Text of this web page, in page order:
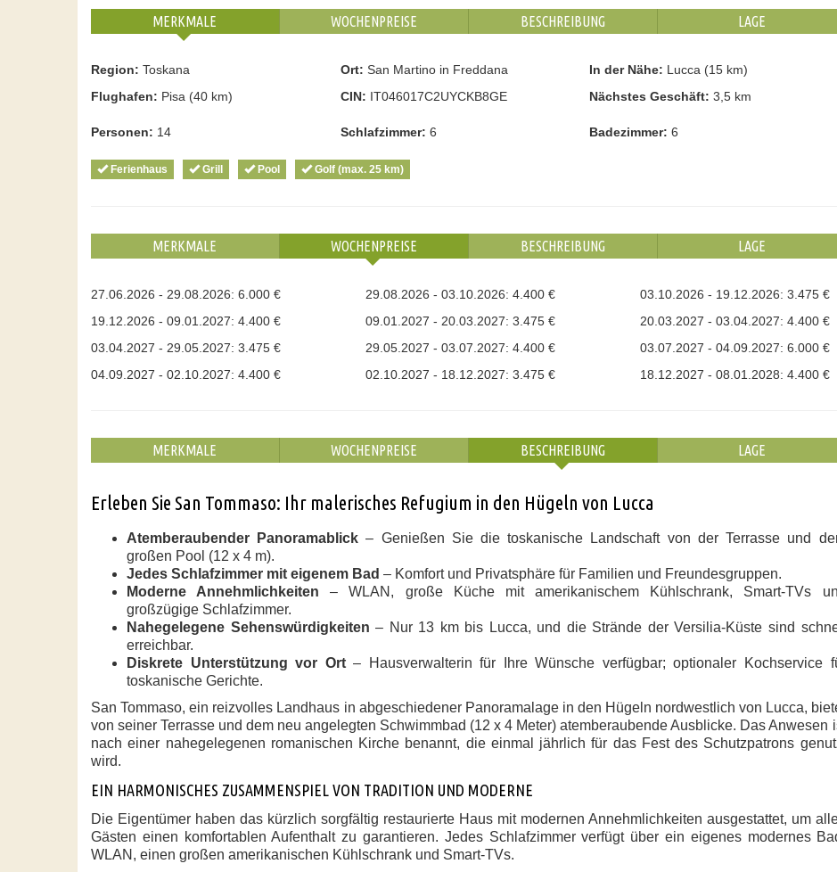
MERKMALE WOCHENPREISE BESCHREIBUNG LAGE
Region: Toskana Ort: San Martino in Freddana In der Nähe: Lucca (15 km)
Flughafen: Pisa (40 km) CIN: IT046017C2UYCKB8GE Nächstes Geschäft: 3,5 km
Personen: 14 Schlafzimmer: 6 Badezimmer: 6
Ferienhaus Grill Pool Golf (max. 25 km)
MERKMALE WOCHENPREISE BESCHREIBUNG LAGE
27.06.2026 - 29.08.2026: 6.000 € 29.08.2026 - 03.10.2026: 4.400 €
03.10.2026 - 19.12.2026: 3.475 €
19.12.2026 - 09.01.2027: 4.400 €
09.01.2027 - 20.03.2027: 3.475 €
20.03.2027 - 03.04.2027: 4.400 €
03.04.2027 - 29.05.2027: 3.475 €
29.05.2027 - 03.07.2027: 4.400 €
03.07.2027 - 04.09.2027: 6.000 €
04.09.2027 - 02.10.2027: 4.400 €
02.10.2027 - 18.12.2027: 3.475 € 18.12.2027 - 08.01.2028: 4.400 €
MERKMALE WOCHENPREISE BESCHREIBUNG LAGE
Erleben Sie San Tommaso: Ihr malerisches Refugium in den Hügeln von Lucca
Atemberaubender Panoramablick – Genießen Sie die toskanische Landschaft von der Terrasse und
großen Pool (12 x 4 m).
Jedes Schlafzimmer mit eigenem Bad – Komfort und Privatsphäre für Familien und Freundesgruppen.
Moderne Annehmlichkeiten – WLAN, große Küche mit amerikanischem Kühlschrank, Smart-TVs
großzügige Schlafzimmer.
Nahegelegene Sehenswürdigkeiten – Nur 13 km bis Lucca, und die Strände der Versilia-Küste sind
erreichbar.
Diskrete Unterstützung vor Ort– Hausverwalterin für Ihre Wünsche verfügbar; optionaler Kochservice
toskanische Gerichte.
San Tommaso, ein reizvolles Landhaus in abgeschiedener Panoramalage in den Hügeln nordwestlich von Lucca,
von seiner Terrasse und dem neu angelegten Schwimmbad (12 x 4 Meter) atemberaubende Ausblicke. Das Anwesen
nach einer nahegelegenen romanischen Kirche benannt, die einmal jährlich für das Fest des Schutzpatrons
wird.
EIN HARMONISCHES ZUSAMMENSPIEL VON TRADITION UND MODERNE
Die Eigentümer haben das kürzlich sorgfältig restaurierte Haus mit modernen Annehmlichkeiten ausgestattet, um
Gästen einen komfortablen Aufenthalt zu garantieren. Jedes Schlafzimmer verfügt über ein eigenes modernes
WLAN, einen großen amerikanischen Kühlschrank und Smart-TVs.